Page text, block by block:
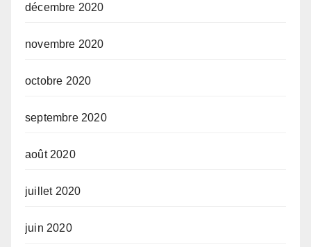
décembre 2020
novembre 2020
octobre 2020
septembre 2020
août 2020
juillet 2020
juin 2020